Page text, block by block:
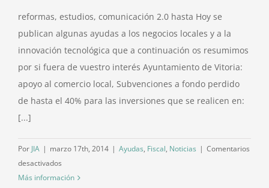
euros
reformas, estudios, comunicación 2.0 hasta Hoy se
publican algunas ayudas a los negocios locales y a la
innovación tecnológica que a continuación os resumimos
por si fuera de vuestro interés Ayuntamiento de Vitoria:
apoyo al comercio local, Subvenciones a fondo perdido
de hasta el 40% para las inversiones que se realicen en:
[...]
Por JIA | marzo 17th, 2014 | Ayudas, Fiscal, Noticias | Comentarios
desactivados
Ayudas
Más información